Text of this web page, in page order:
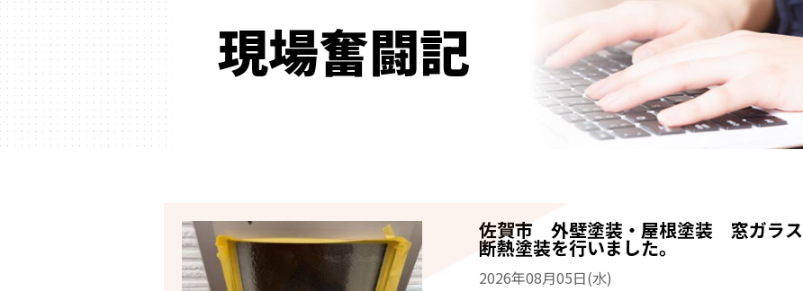
喜んでいただけ
る３つの理由
例
色の事例
お客様との交流
を大切に
見積書の見方
塗料コラム
現場奮闘記
佐賀市 外壁塗装・屋根塗装 窓ガラス
断熱塗装を行いました。
2026年08月05日(水)